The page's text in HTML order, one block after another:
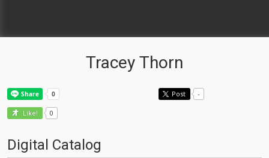
Tracey Thorn
Post -
Like! 0
Digital Catalog